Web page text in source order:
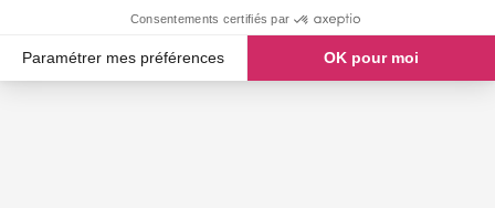
Consentements certifiés par
Paramétrer mes préférences OK pour moi